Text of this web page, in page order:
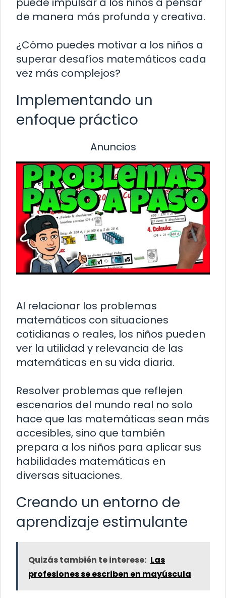
de manera más profunda y creativa.
¿Cómo puedes motivar a los niños a
superar desafíos matemáticos cada
vez más complejos?
Implementando un
enfoque práctico
Anuncios
Al relacionar los problemas
matemáticos con situaciones
cotidianas o reales, los niños pueden
ver la utilidad y relevancia de las
matemáticas en su vida diaria.
Resolver problemas que reflejen
escenarios del mundo real no solo
hace que las matemáticas sean más
accesibles, sino que también
prepara a los niños para aplicar sus
habilidades matemáticas en
diversas situaciones.
Creando un entorno de
aprendizaje estimulante
Quizás también te interese: Las
profesiones se escriben en mayúscula